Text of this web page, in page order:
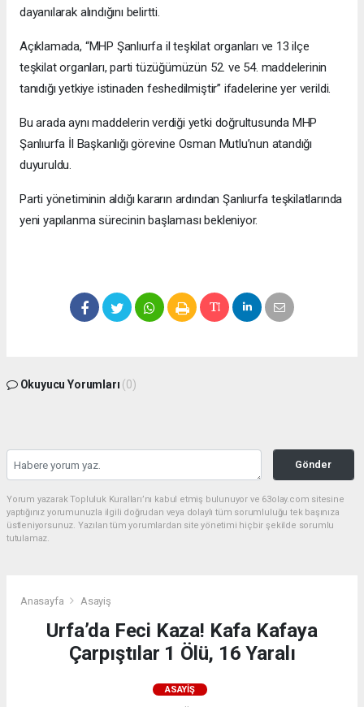
dayanılarak alındığını belirtti.
Açıklamada, “MHP Şanlıurfa il teşkilat organları ve 13 ilçe
teşkilat organları, parti tüzüğümüzün 52. ve 54. maddelerinin
tanıdığı yetkiye istinaden feshedilmiştir” ifadelerine yer verildi.
Bu arada aynı maddelerin verdiği yetki doğrultusunda MHP
Şanlıurfa İl Başkanlığı görevine Osman Mutlu’nun atandığı
duyuruldu.
Parti yönetiminin aldığı kararın ardından Şanlıurfa teşkilatlarında
yeni yapılanma sürecinin başlaması bekleniyor.
Okuyucu Yorumları (0)
Gönder
Yorum yazarak Topluluk Kuralları’nı kabul etmiş bulunuyor ve 63olay.com sitesine
yaptığınız yorumunuzla ilgili doğrudan veya dolaylı tüm sorumluluğu tek başınıza
üstleniyorsunuz. Yazılan tüm yorumlardan site yönetimi hiçbir şekilde sorumlu
tutulamaz.
Anasayfa Asayiş
Urfa’da Feci Kaza! Kafa Kafaya
Çarpıştılar 1 Ölü, 16 Yaralı
ASAYIŞ